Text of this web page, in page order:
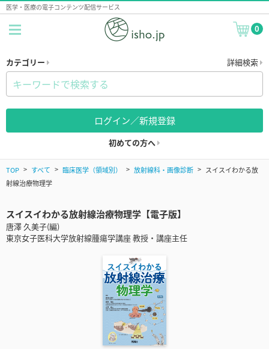
医学・医療の電子コンテンツ配信サービス
0
カテゴリー 詳細検索
ログイン／新規登録
初めての方へ
TOP すべて 臨床医学（領域別） 放射線科・画像診断
スイスイわかる放
射線治療物理学
スイスイわかる放射線治療物理学【電子版】
唐澤 久美子(編)
東京女子医科大学放射線腫瘍学講座 教授・講座主任